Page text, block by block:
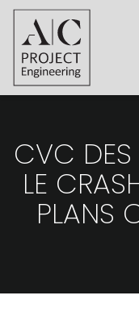
CVC DES
LE
PLANS